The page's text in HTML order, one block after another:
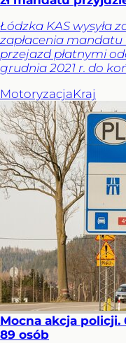
Łódzka KAS wysyła
zapłacenia mandatu
przejazd płatnymi
grudnia 2021 r. do
MotoryzacjaKraj
Mocna akcja policji.
89 osób